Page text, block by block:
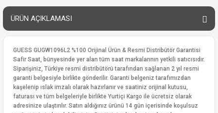
ÜRÜN AÇIKLAMASI
GUESS GUGW1096L2 %100 Orijinal Ürün & Resmi Distribütör Garantisi
Safir Saat, bünyesinde yer alan tüm saat markalarının yetkili satıcısıdır.
Siparişiniz, Türkiye resmi distribütörü tarafından sağlanan 2 yıl resmi
garanti belgesiyle birlikte gönderilir. Garanti belgeniz tarafımızdan
kaşelenip ıslak imzalı olarak hazırlanır ve saatiniz orijinal kutusu,
faturası ve tüm belgeleriyle birlikte Yurtiçi Kargo ile ücretsiz olarak
adresinize ulaştırılır. Satın aldığınız ürünü 14 gün içerisinde koşulsuz